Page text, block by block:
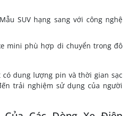
SUV hạng sang với công nghệ
mini phù hợp di chuyển trong đô
có dung lượng pin và thời gian sạc
trải nghiệm sử dụng của người